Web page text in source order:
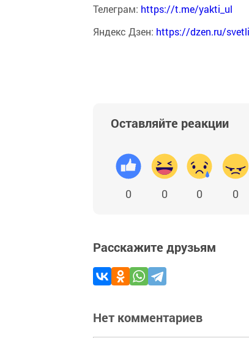
Телеграм: https://t.me/yakti_ul
Яндекс Дзен: https://dzen.ru/
Оставляйте реакции
0 0 0 0
Расскажите друзьям
Нет комментариев